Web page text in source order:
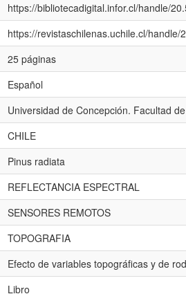
https://bibliotecadigital.infor.cl/handle/
https://revistaschilenas.uchile.cl/handle/
25 páginas
Español
Universidad de Concepción. Facultad
CHILE
Pinus radiata
REFLECTANCIA ESPECTRAL
SENSORES REMOTOS
TOPOGRAFIA
Efecto de variables topográficas y de
Libro